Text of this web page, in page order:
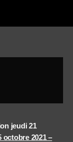
jeudi 21
2021 –